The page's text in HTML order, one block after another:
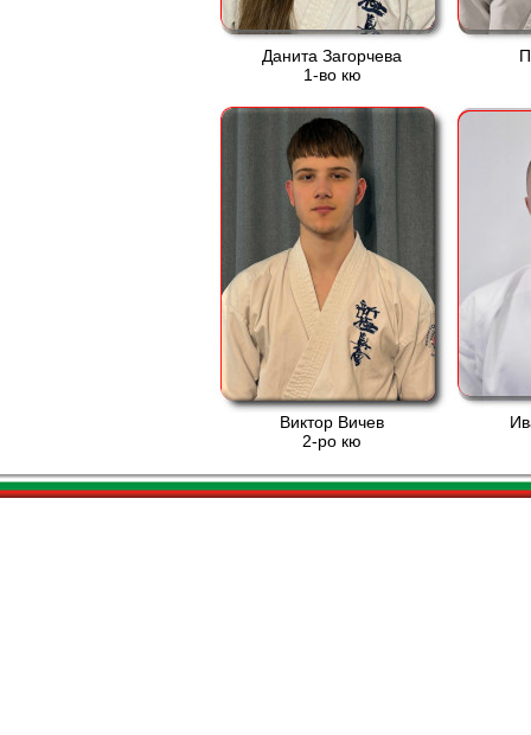
Данита Загорчева
1-во кю
Виктор Вичев
2-ро кю